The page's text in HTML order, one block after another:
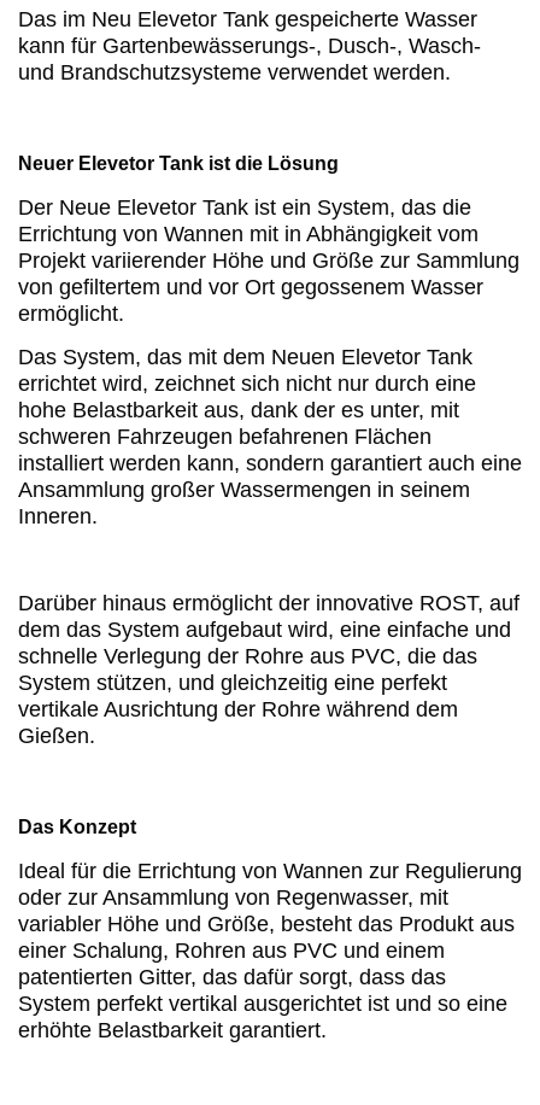
Das im Neu Elevetor Tank gespeicherte Wasser
kann für Gartenbewässerungs-, Dusch-, Wasch-
und Brandschutzsysteme verwendet werden.
Neuer Elevetor Tank ist die Lösung
Der Neue Elevetor Tank ist ein System, das die
Errichtung von Wannen mit in Abhängigkeit vom
Projekt variierender Höhe und Größe zur Sammlung
von gefiltertem und vor Ort gegossenem Wasser
ermöglicht.
Das System, das mit dem Neuen Elevetor Tank
errichtet wird, zeichnet sich nicht nur durch eine
hohe Belastbarkeit aus, dank der es unter, mit
schweren Fahrzeugen befahrenen Flächen
installiert werden kann, sondern garantiert auch eine
Ansammlung großer Wassermengen in seinem
Inneren.
Darüber hinaus ermöglicht der innovative ROST, auf
dem das System aufgebaut wird, eine einfache und
schnelle Verlegung der Rohre aus PVC, die das
System stützen, und gleichzeitig eine perfekt
vertikale Ausrichtung der Rohre während dem
Gießen.
Das Konzept
Ideal für die Errichtung von Wannen zur Regulierung
oder zur Ansammlung von Regenwasser, mit
variabler Höhe und Größe, besteht das Produkt aus
einer Schalung, Rohren aus PVC und einem
patentierten Gitter, das dafür sorgt, dass das
System perfekt vertikal ausgerichtet ist und so eine
erhöhte Belastbarkeit garantiert.